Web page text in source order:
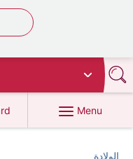
Menu
الولادة